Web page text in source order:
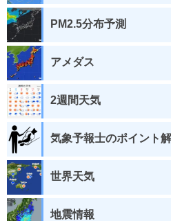
PM2.5分布予測
アメダス
2週間天気
気象予報士のポイント
世界天気
地震情報